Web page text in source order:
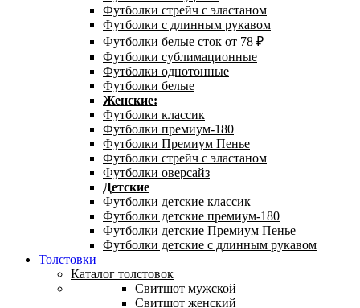
Футболки стрейч с эластаном
Футболки с длинным рукавом
Футболки белые сток от 78 ₽
Футболки сублимационные
Футболки однотонные
Футболки белые
Женские:
Футболки классик
Футболки премиум-180
Футболки Премиум Пенье
Футболки стрейч с эластаном
Футболки оверсайз
Детские
Футболки детские классик
Футболки детские премиум-180
Футболки детские Премиум Пенье
Футболки детские с длинным рукавом
Толстовки
Каталог толстовок
Свитшот мужской
Свитшот женский